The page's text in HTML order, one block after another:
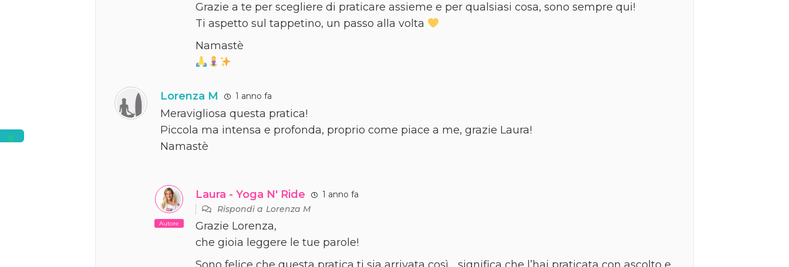
Grazie a te per scegliere di praticare assieme e per qualsiasi cosa, sono sempre qui!
Ti aspetto sul tappetino, un passo alla volta
Namastè
Lorenza M 1 anno fa
Meravigliosa questa pratica!
Piccola ma intensa e profonda, proprio come piace a me, grazie Laura!
Namastè
Autore
Laura - Yoga N' Ride
1 anno fa
Rispondi aLorenza M
Grazie Lorenza,
che gioia leggere le tue parole!